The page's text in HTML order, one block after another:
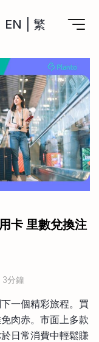
EN 繁
卡 里數兌換注
3分鐘
一個精彩旅程。買
肉赤。市面上多款
日常消費中輕鬆賺